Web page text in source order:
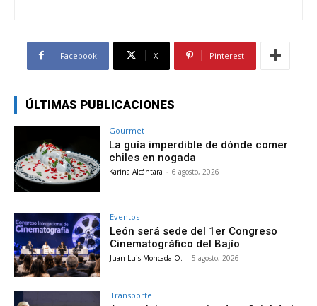
Facebook X Pinterest
ÚLTIMAS PUBLICACIONES
Gourmet
La guía imperdible de dónde comer
chiles en nogada
Karina Alcántara - 6 agosto, 2026
Eventos
León será sede del 1er Congreso
Cinematográfico del Bajío
Juan Luis Moncada O. - 5 agosto, 2026
Transporte